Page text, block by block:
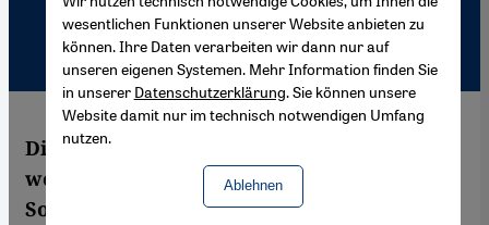
Die Spirale der Gewalt im Irak dreht sich
weiter. Im Interview spricht der irakische
Sozialwissenschaftler Faleh Abdul-Jabar
wesentlichen Funktionen unserer Website anbieten zu
können. Ihre Daten verarbeiten wir dann nur auf
unseren eigenen Systemen. Mehr Information finden Sie
in unserer Datenschutzerklärung. Sie können unsere
Website damit nur im technisch notwendigen Umfang
nutzen.
Ablehnen